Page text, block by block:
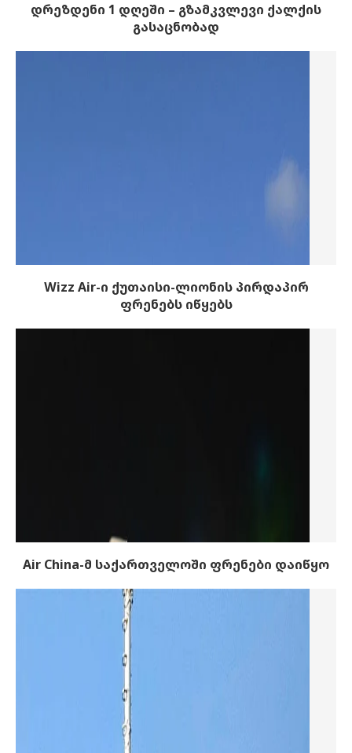
დრეზდენი 1 დღეში – გზამკვლევი ქალქის
გასაცნობად
Wizz Air-ი ქუთაისი-ლიონის პირდაპირ
ფრენებს იწყებს
Air China-მ საქართველოში ფრენები დაიწყო